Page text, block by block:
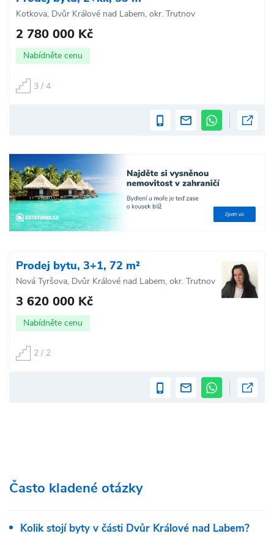
Kotkova, Dvůr Králové nad Labem, okr. Trutnov
2 780 000 Kč
Nabídněte cenu
3 / 4
Prodej bytu, 3+1, 72 m²
Nová Tyršova, Dvůr Králové nad Labem, okr. Trutnov
3 620 000 Kč
Nabídněte cenu
2 / 2
Často kladené otázky
Kolik stojí byty v části Dvůr Králové nad Labem?